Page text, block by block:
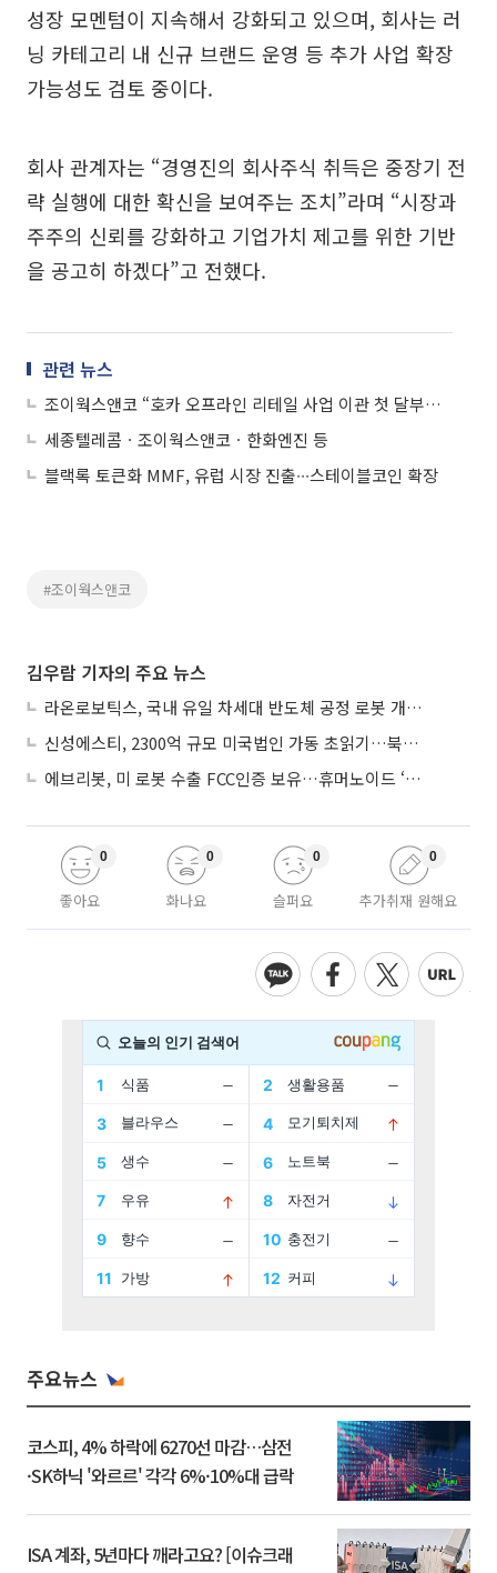
성장 모멘텀이 지속해서 강화되고 있으며, 회사는 러
닝 카테고리 내 신규 브랜드 운영 등 추가 사업 확장
가능성도 검토 중이다.
회사 관계자는 “경영진의 회사주식 취득은 중장기 전
략 실행에 대한 확신을 보여주는 조치”라며 “시장과
주주의 신뢰를 강화하고 기업가치 제고를 위한 기반
을 공고히 하겠다”고 전했다.
관련 뉴스
조이웍스앤코 “호카 오프라인 리테일 사업 이관 첫 달부터 매출 두 자릿수 성장세”
세종텔레콤ㆍ조이웍스앤코ㆍ한화엔진 등
블랙록 토큰화 MMF, 유럽 시장 진출∙∙∙스테이블코인 확장
#조이웍스앤코
김우람 기자의 주요 뉴스
라온로보틱스, 국내 유일 차세대 반도체 공정 로봇 개발 ‘고객사 테스트 진행’
신성에스티, 2300억 규모 미국법인 가동 초읽기…북미 ESS 공략 본격화
에브리봇, 미 로봇 수출 FCC인증 보유…휴머노이드 ‘AI 두뇌’ 탑재 속도
좋아요
0
화나요
0
슬퍼요
0
추가취재 원해요
0
주요뉴스
코스피, 4% 하락에 6270선 마감…삼전
·SK하닉 '와르르' 각각 6%·10%대 급락
ISA 계좌, 5년마다 깨라고요? [이슈크래